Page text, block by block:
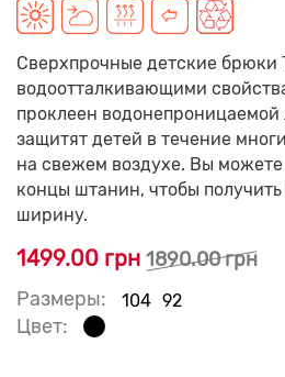
Сверхпрочные детские брюки
водоотталкивающими
проклеен
защитят детей в течение
на свежем воздухе. Вы можете
концы штанин, чтобы
ширину.
1499.00 грн 1890.00 грн
Размеры:
104 92
Цвет: